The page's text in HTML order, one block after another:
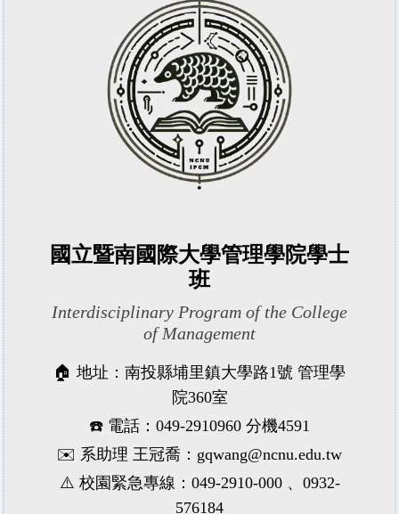
國立暨南國際大學管理學院學士
班
Interdisciplinary Program of the College
of Management
🏠 地址：南投縣埔里鎮大學路1號 管理學
院360室
☎️ 電話：049-2910960 分機4591
✉️ 系助理 王冠喬：gqwang@ncnu.edu.tw
⚠️ 校園緊急專線：049-2910-000 、0932-
576184